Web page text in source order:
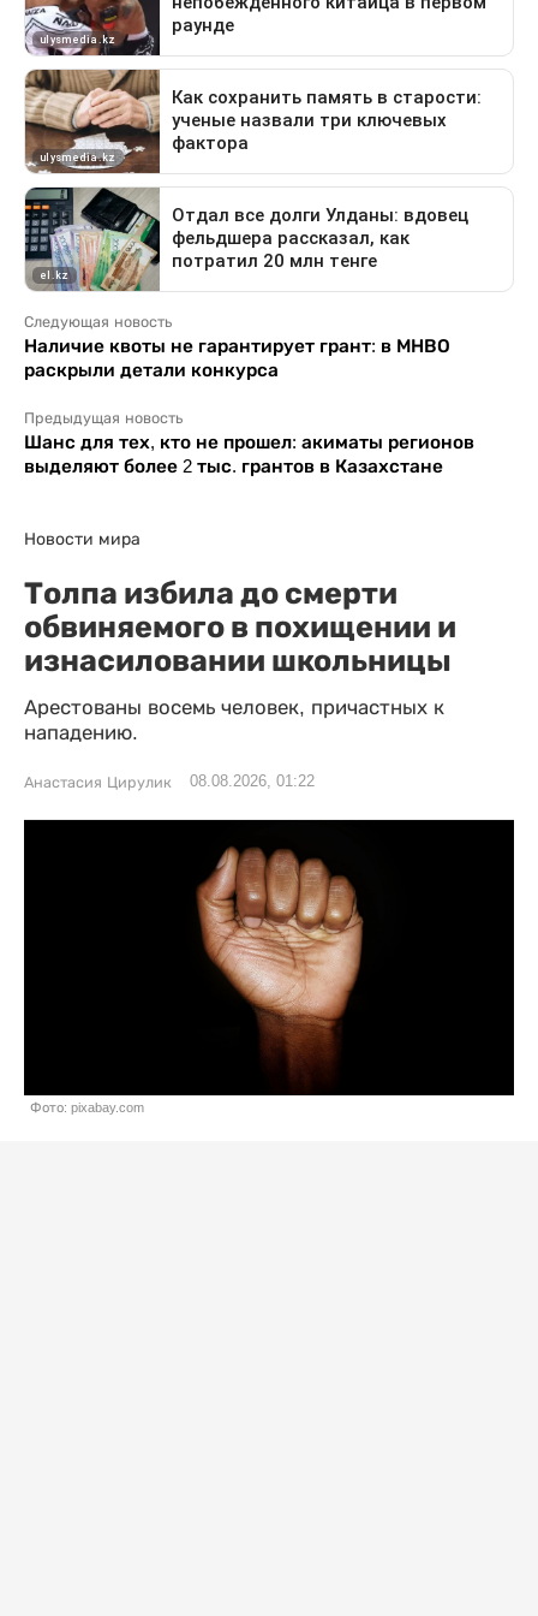
Следующая новость
Наличие квоты не гарантирует грант: в МНВО
раскрыли детали конкурса
Предыдущая новость
Шанс для тех, кто не прошел: акиматы регионов
выделяют более 2 тыс. грантов в Казахстане
Новости мира
Толпа избила до смерти
обвиняемого в похищении и
изнасиловании школьницы
Арестованы восемь человек, причастных к
нападению.
Анастасия Цирулик 08.08.2026, 01:22
Фото: pixabay.com